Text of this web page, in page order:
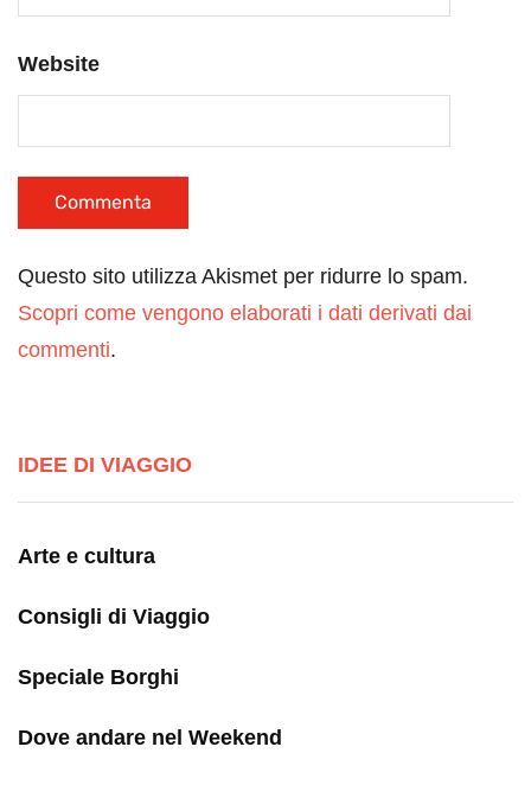
Website
Questo sito utilizza Akismet per ridurre lo spam.
Scopri come vengono elaborati i dati derivati dai
commenti.
IDEE DI VIAGGIO
Arte e cultura
Consigli di Viaggio
Speciale Borghi
Dove andare nel Weekend